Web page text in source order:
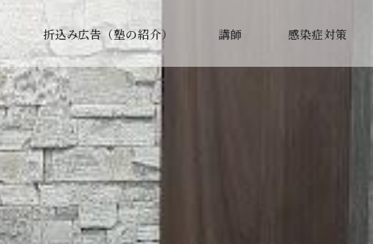
折込み広告（塾の紹介） 講師 感染症対策